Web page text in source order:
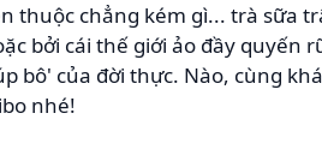
thuộc chẳng kém gì... trà sữa
bởi cái thế giới ảo đầy quyến
bô' của đời thực. Nào, cùng
nhé!